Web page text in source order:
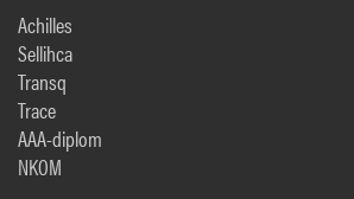
Achilles
Sellihca
Transq
Trace
AAA-diplom
NKOM